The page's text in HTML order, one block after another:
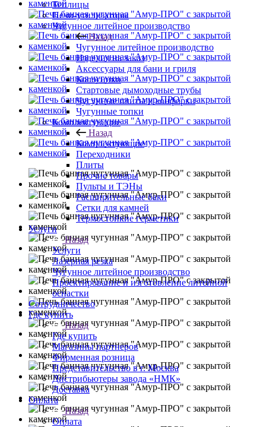
Теплицы
Печи-утилизаторы
Чугунное литейное производство
Назад
Чугунное литейное производство
Изделия на заказ
Аксессуары для бани и гриля
Колосники
Стартовые дымоходные трубы
Чугунные плиты и конфорки
Чугунные топки
Комплектующие
Назад
Комплектующие
Переходники
Плиты
Прочие товары
Пульты и ТЭНы
Расширительные баки
Сетки для камней
Термостойкие герметики
Услуги
Назад
Услуги
Лазерная резка
Чугунное литейное производство
Проектирование и изготовление литейной
оснастки
Сотрудничество
Где купить
Назад
Где купить
Магазины партнеров
Фирменная розница
Представительство в г. Москва
Дистрибьютеры завода «НМК»
Доставка
Оплата
Назад
Оплата